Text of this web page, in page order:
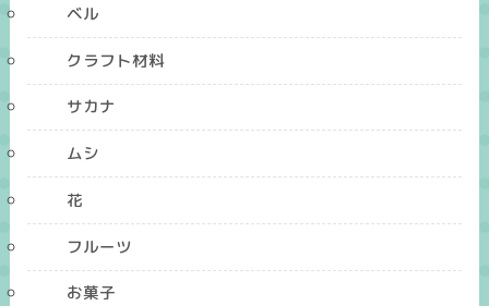
ベル
クラフト材料
サカナ
ムシ
花
フルーツ
お菓子